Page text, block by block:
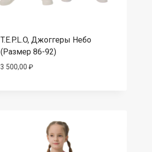
T.E.P.L.O, Джоггеры Небо
(Размер 86-92)
3 500,00 ₽